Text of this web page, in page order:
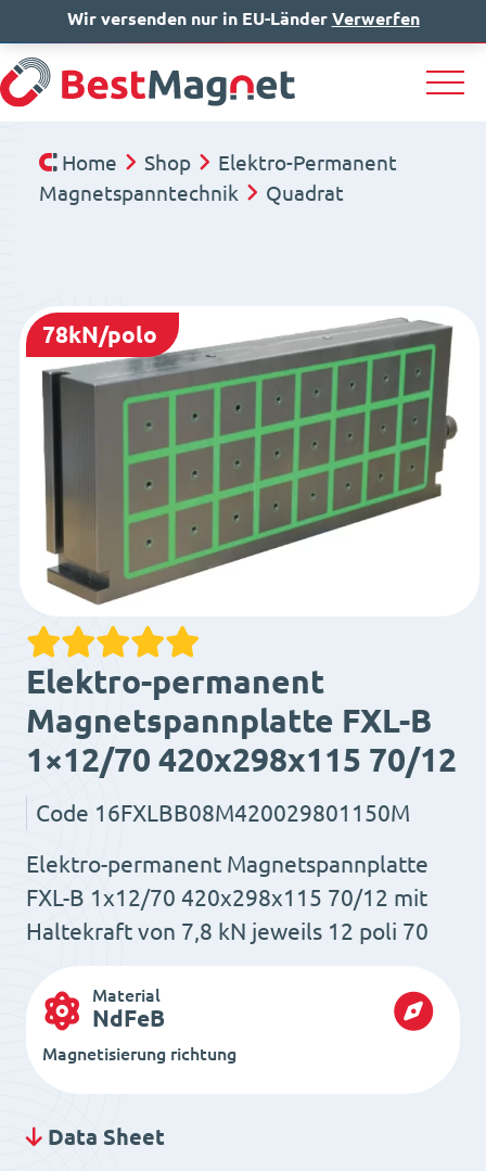
IT EN DE
Home Shop
Elektro-Permanent
Magnetspanntechnik
Quadrat
78kN/polo
Elektro-permanent
Magnetspannplatte FXL-B
1×12/70 420x298x115 70/12
Code 16FXLBB08M420029801150M
Elektro-permanent Magnetspannplatte
FXL-B 1x12/70 420x298x115 70/12 mit
Haltekraft von 7,8 kN jeweils 12 poli 70
Material
NdFeB
Magnetisierung richtung
Data Sheet
Wir versenden nur in EU-Länder Verwerfen